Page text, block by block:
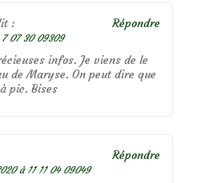
:
7 07 30 09309
infos. Je viens de le
de Maryse. On peut dire que
pic. Bises
Répondre
à 11 11 04 09049
Répondre